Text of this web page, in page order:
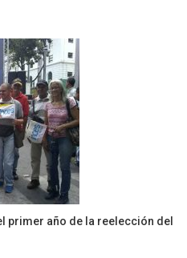
primer año de la reelección del